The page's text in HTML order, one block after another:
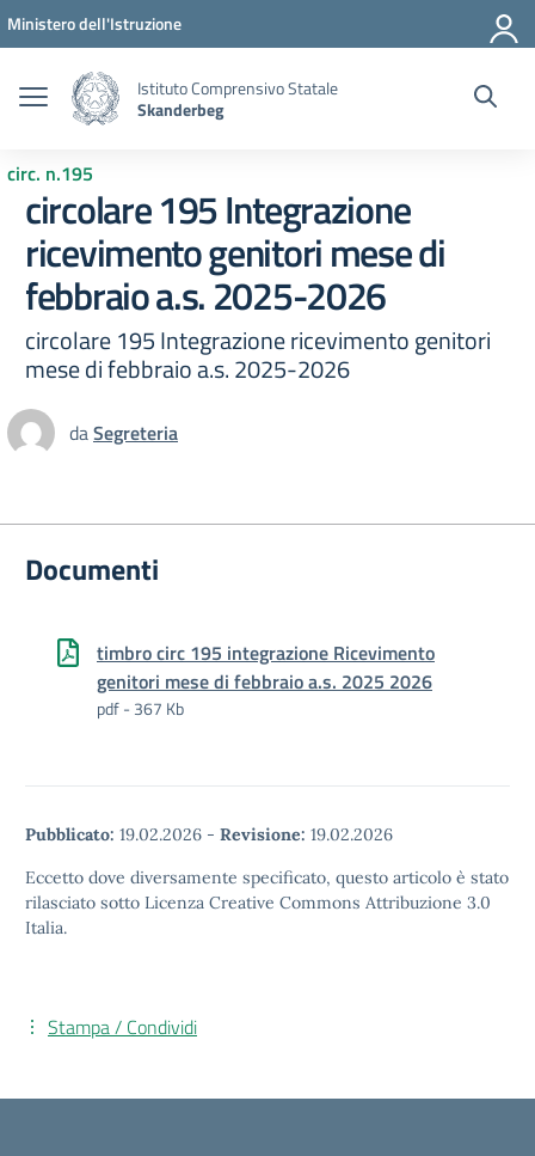
Vai ai contenuti
Vai al menu di navigazione
Vai al footer
Ministero dell'Istruzione
Istituto Comprensivo Statale
Skanderbeg
circ. n.195
circolare 195 Integrazione
ricevimento genitori mese di
febbraio a.s. 2025-2026
circolare 195 Integrazione ricevimento genitori
mese di febbraio a.s. 2025-2026
daSegreteria
Documenti
timbro circ 195 integrazione Ricevimento
genitori mese di febbraio a.s. 2025 2026
pdf - 367 Kb
Pubblicato: 19.02.2026 - Revisione: 19.02.2026
Eccetto dove diversamente specificato, questo articolo è stato
rilasciato sotto Licenza Creative Commons Attribuzione 3.0
Italia.
Stampa / Condividi